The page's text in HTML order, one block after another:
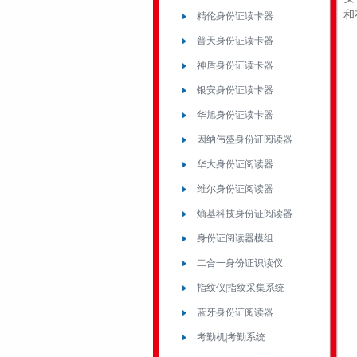
精伦身份证读卡器
普天身份证读卡器
神盾身份证读卡器
银安身份证读卡器
华旭身份证读卡器
因纳伟盛身份证阅读器
华大身份证阅读器
维尔身份证阅读器
熵基科技身份证阅读器
身份证阅读器模组
二合一身份证识读仪
指纹仪|指纹采集系统
蓝牙身份证阅读器
考勤机|考勤系统
和